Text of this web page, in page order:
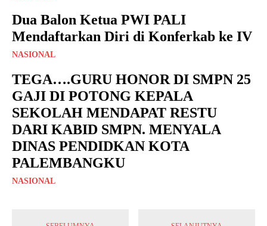
Dua Balon Ketua PWI PALI
Mendaftarkan Diri di Konferkab ke IV
NASIONAL
TEGA….GURU HONOR DI SMPN 25
GAJI DI POTONG KEPALA
SEKOLAH MENDAPAT RESTU
DARI KABID SMPN. MENYALA
DINAS PENDIDKAN KOTA
PALEMBANGKU
NASIONAL